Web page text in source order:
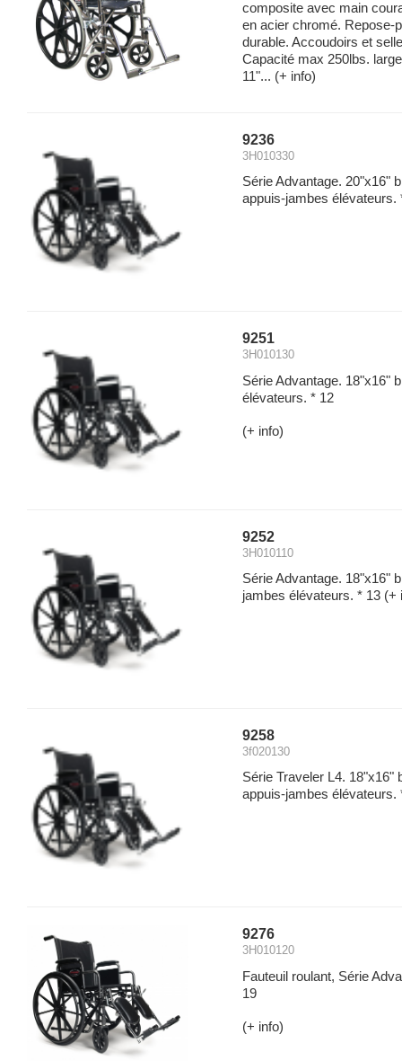
composite avec main
en acier chromé. Repose-
durable. Accoudoirs et
Capacité max 250lbs.
11"... (+ info)
9236
3H010330
Série Advantage. 20"x16"
appuis-jambes élévateurs.
9251
3H010130
Série Advantage. 18"x16"
élévateurs. * 12
(+ info)
9252
3H010110
Série Advantage. 18"x16"
jambes élévateurs. * 13 (+
9258
3f020130
Série Traveler L4. 18"x16"
appuis-jambes élévateurs.
9276
3H010120
Fauteuil roulant, Série
19
(+ info)